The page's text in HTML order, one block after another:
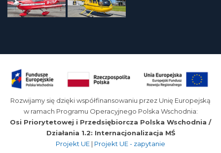
Rozwijamy się dzięki współfinansowaniu przez Unię Europejską
w ramach Programu Operacyjnego Polska Wschodnia:
Osi Priorytetowej i Przedsiębiorcza Polska Wschodnia /
Działania 1.2: Internacjonalizacja MŚ
Projekt UE | Projekt UE - zapytanie